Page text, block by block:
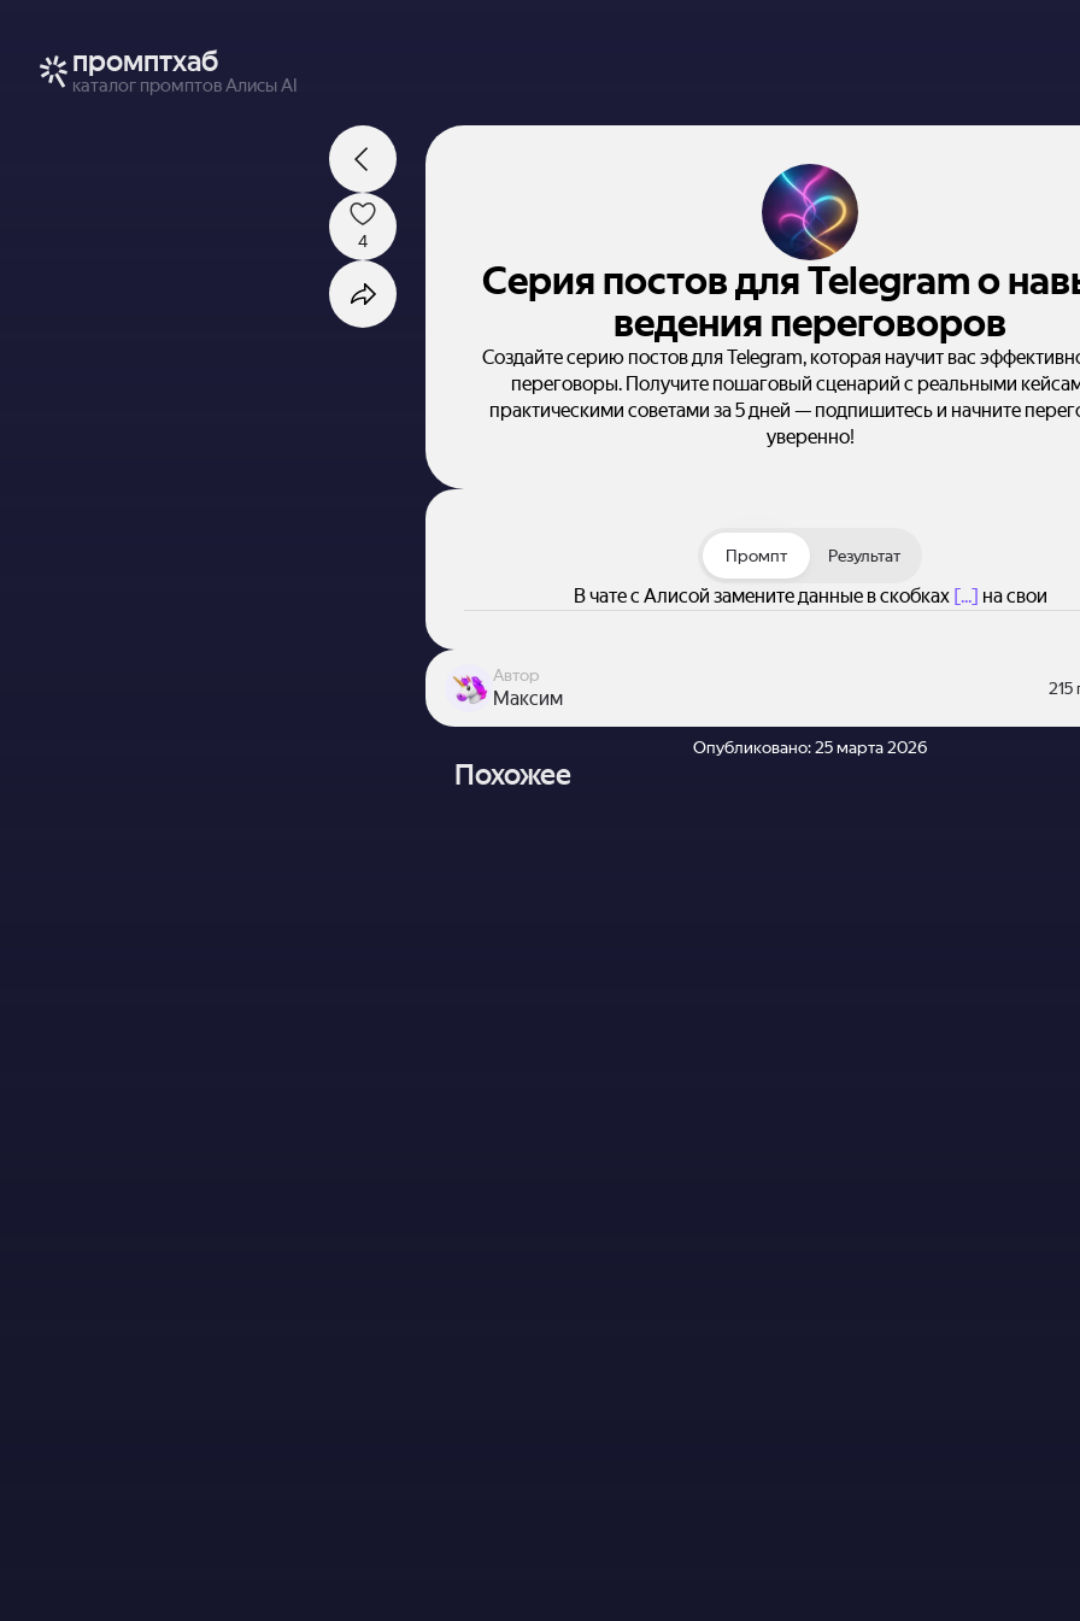
промптхаб
каталог промптов Алисы AI
Серия постов для Telegram о
ведения переговоров
Создайте серию постов для Telegram, которая научит вас
переговоры. Получите пошаговый сценарий с реальными
практическими советами за 5 дней — подпишитесь и начните
уверенно!
4
Промпт Результат
В чате с Алисой замените данные в скобках [...] на свои
Автор
Максим 215
Опубликовано:25 марта 2026
Похожее